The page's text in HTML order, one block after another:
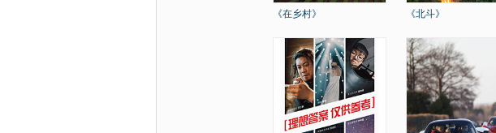
《在乡村》 《北斗》